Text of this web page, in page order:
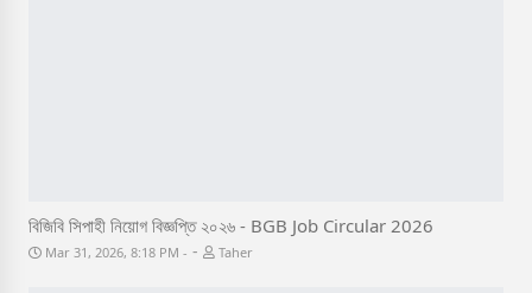
বিজিবি সিপাহী নিয়োগ বিজ্ঞপ্তি ২০২৬ - BGB Job Circular 2026
Mar 31, 2026, 8:18 PM - Taher